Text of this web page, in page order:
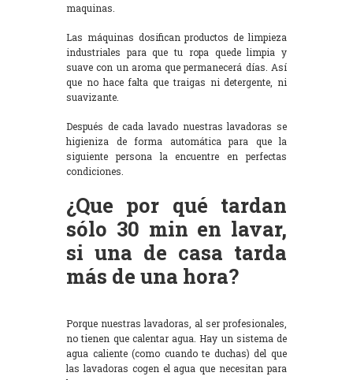
maquinas.
Las máquinas dosifican productos de limpieza
industriales para que tu ropa quede limpia y
suave con un aroma que permanecerá días. Así
que no hace falta que traigas ni detergente, ni
suavizante.
Después de cada lavado nuestras lavadoras se
higieniza de forma automática para que la
siguiente persona la encuentre en perfectas
condiciones.
¿Que por qué tardan
sólo 30 min en lavar,
si una de casa tarda
más de una hora?
Porque nuestras lavadoras, al ser profesionales,
no tienen que calentar agua. Hay un sistema de
agua caliente (como cuando te duchas) del que
las lavadoras cogen el agua que necesitan para